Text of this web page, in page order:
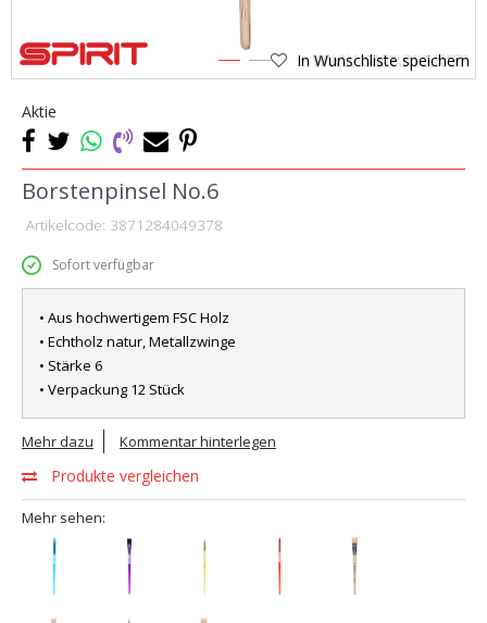
1 2 In Wunschliste speichern
Aktie
Borstenpinsel No.6
Artikelcode: 3871284049378
Sofort verfügbar
• Aus hochwertigem FSC Holz
• Echtholz natur, Metallzwinge
• Stärke 6
• Verpackung 12 Stück
Mehr dazu Kommentar hinterlegen
Produkte vergleichen
Mehr sehen: